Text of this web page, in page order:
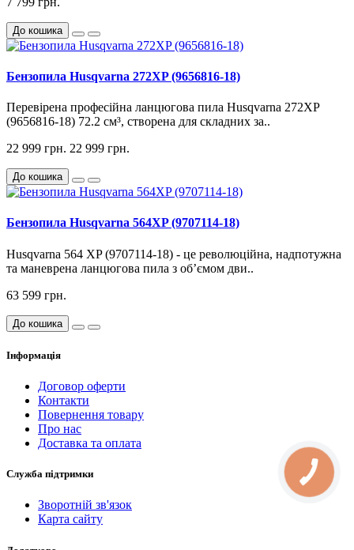
До кошика
Бензопила Husqvarna 272XP (9656816-18)
Перевірена професійна ланцюгова пила Husqvarna 272XP
(9656816-18) 72.2 см³, створена для складних за..
22 999 грн. 22 999 грн.
До кошика
Бензопила Husqvarna 564XP (9707114-18)
Husqvarna 564 XP (9707114-18) - це революційна, надпотужна
та маневрена ланцюгова пила з об’ємом дви..
63 599 грн.
До кошика
Інформація
Договор оферти
Контакти
Повернення товару
Про нас
Доставка та оплата
Служба підтримки
Зворотній зв'язок
Карта сайту